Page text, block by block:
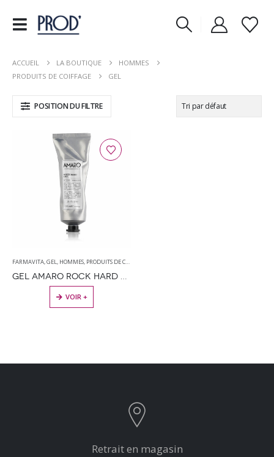
ACCUEIL LA BOUTIQUE
HOMMES
PRODUITS DE COIFFAGE
GEL
POSITION DU FILTRE
FARMAVITA GEL HOMMES PRODUITS DE COIFFAGE
GEL AMARO ROCK HARD – FARMAVITA
VOIR +
Retrait en magasin